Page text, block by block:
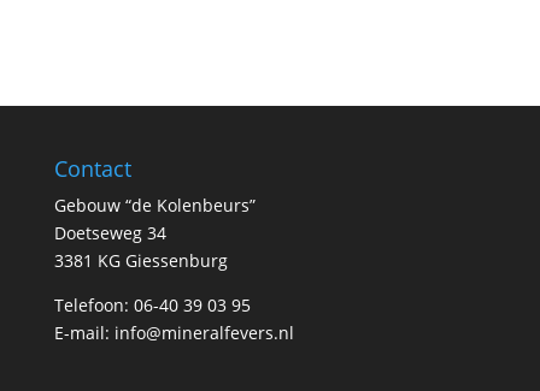
Contact
Gebouw “de Kolenbeurs”
Doetseweg 34
3381 KG Giessenburg
Telefoon: 06-40 39 03 95
E-mail: info@mineralfevers.nl